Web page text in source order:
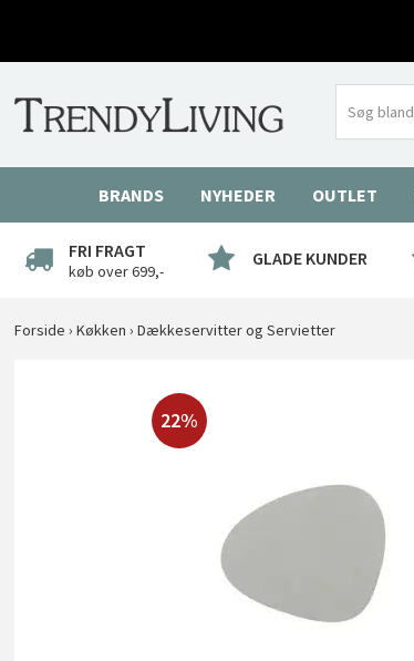
BRANDS NYHEDER OUTLET
FRI FRAGT
køb over 699,-
GLADE KUNDER
Forside ›Køkken ›Dækkeservitter og Servietter
22%